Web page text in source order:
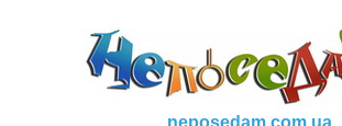
neposedam.com.ua